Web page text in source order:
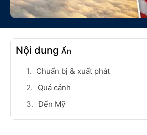
Nội dung Ẩn
Chuẩn bị & xuất phát
Quá cảnh
Đến Mỹ